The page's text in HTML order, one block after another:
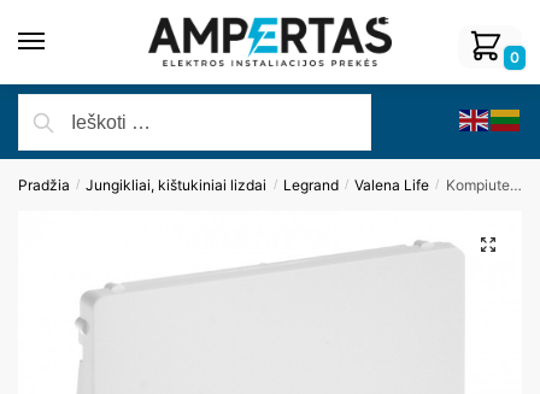
0
Pradžia / Jungikliai, kištukiniai lizdai / Legrand / Valena Life / Kompiuterio lizdo apdaila (1xRJ45) Legrand Valena Life, baltos sp.